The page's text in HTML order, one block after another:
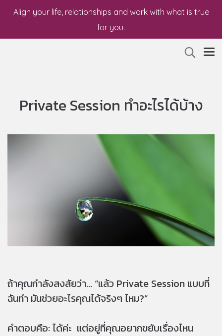
Align your life, relationships and work with what is true
for you.
Private Session ทำอะไรได้บ้าง
ถ้าคุณกำลังสงสัยว่า... “แล้ว Private Session แบบที่
ฉันทำ มันช่วยอะไรคุณได้จริงๆ ไหม?”
คำตอบคือ: ได้ค่ะ แต่อยู่ที่คุณอยากขยับเรื่องไหน